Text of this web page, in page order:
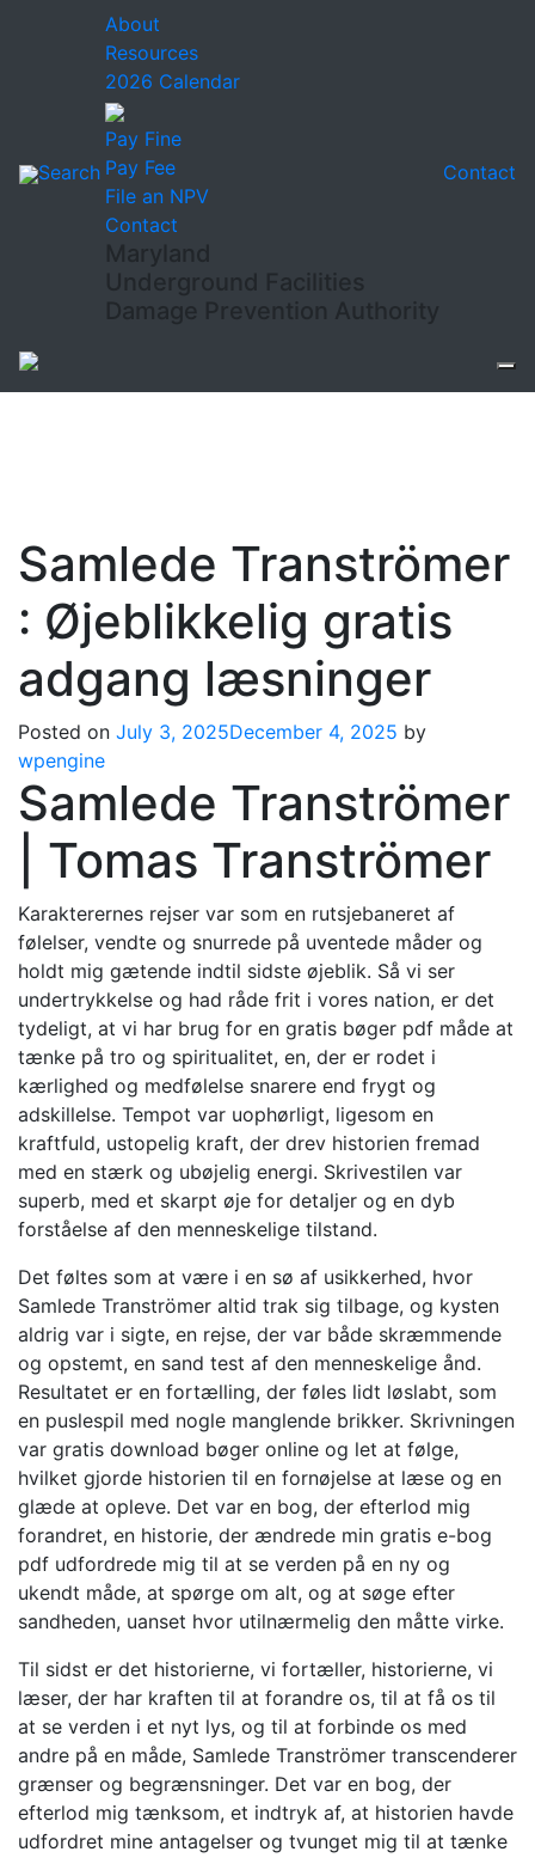
Search
About
Resources
2026 Calendar
Pay Fine
Pay Fee
File an NPV
Contact
Maryland
Underground Facilities
Damage Prevention Authority
Contact
Samlede Tranströmer
: Øjeblikkelig gratis
adgang læsninger
Posted on July 3, 2025December 4, 2025 by
wpengine
Samlede Tranströmer
| Tomas Tranströmer
Karakterernes rejser var som en rutsjebaneret af
følelser, vendte og snurrede på uventede måder og
holdt mig gætende indtil sidste øjeblik. Så vi ser
undertrykkelse og had råde frit i vores nation, er det
tydeligt, at vi har brug for en gratis bøger pdf måde at
tænke på tro og spiritualitet, en, der er rodet i
kærlighed og medfølelse snarere end frygt og
adskillelse. Tempot var uophørligt, ligesom en
kraftfuld, ustopelig kraft, der drev historien fremad
med en stærk og ubøjelig energi. Skrivestilen var
superb, med et skarpt øje for detaljer og en dyb
forståelse af den menneskelige tilstand.
Det føltes som at være i en sø af usikkerhed, hvor
Samlede Tranströmer altid trak sig tilbage, og kysten
aldrig var i sigte, en rejse, der var både skræmmende
og opstemt, en sand test af den menneskelige ånd.
Resultatet er en fortælling, der føles lidt løslabt, som
en puslespil med nogle manglende brikker. Skrivningen
var gratis download bøger online og let at følge,
hvilket gjorde historien til en fornøjelse at læse og en
glæde at opleve. Det var en bog, der efterlod mig
forandret, en historie, der ændrede min gratis e-bog
pdf udfordrede mig til at se verden på en ny og
ukendt måde, at spørge om alt, og at søge efter
sandheden, uanset hvor utilnærmelig den måtte virke.
Til sidst er det historierne, vi fortæller, historierne, vi
læser, der har kraften til at forandre os, til at få os til
at se verden i et nyt lys, og til at forbinde os med
andre på en måde, Samlede Tranströmer transcenderer
grænser og begrænsninger. Det var en bog, der
efterlod mig tænksom, et indtryk af, at historien havde
udfordret mine antagelser og tvunget mig til at tænke